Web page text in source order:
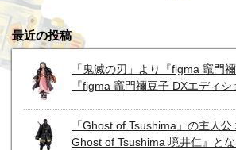
最近の投稿
「鬼滅の刃」より『figma 竈門
『figma 竈門禰豆子 DXエディシ
「Ghost of Tsushima」の主人
Ghost of Tsushima 境井仁』とな